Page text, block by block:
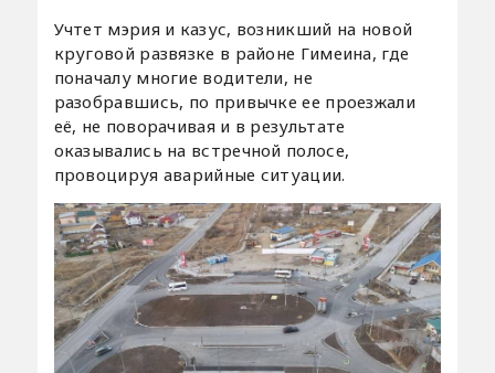
Учтет мэрия и казус, возникший на новой
круговой развязке в районе Гимеина, где
поначалу многие водители, не
разобравшись, по привычке ее проезжали
её, не поворачивая и в результате
оказывались на встречной полосе,
провоцируя аварийные ситуации.